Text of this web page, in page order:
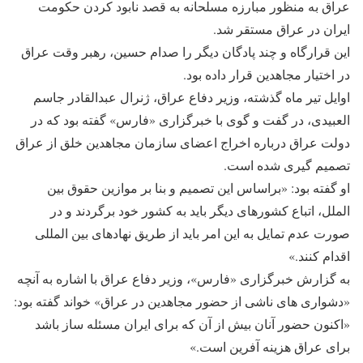
عراق به منظور مبارزه مسلحانه به قصد نابود کردن حکومت
ايران در عراق مستقر شد.
اين قرارگاه و چند پادگان ديگر را صدام حسين، رهبر وقت عراق
در اختيار مجاهدين قرار داده بود.
اوايل تير ماه گذشته، وزير دفاع عراق، ژنرال عبدالقادر جاسم
العبيدی، در گفت و گوی با خبرگزاری «فارس» گفته بود که در
دولت عراق درباره اخراج اعضای سازمان مجاهدين خلق از عراق
تصميم گيری شده است.
او گفته بود: «براساس اين تصميم و بنا بر موازين حقوق بين
الملل، اتباع کشورهای ديگر بايد به کشور خود برگردند و در
صورت عدم تمايل به اين امر بايد از طريق نهادهای بين المللی
اقدام کنند.»
به گزارش خبرگزاری «فارس»، وزير دفاع عراق با اشاره به آنچه
«دشواری های ناشی از حضور مجاهدين در عراق» خواند گفته بود:
«اکنون حضور آنان بيش از آن که برای ايران مسئله ساز باشد
برای عراق هزينه آفرين است.»